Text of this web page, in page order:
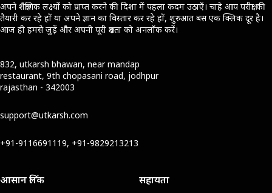
अपने शैक्षणिक लक्ष्यों को प्राप्त करने की दिशा में पहला कदम उठाएँ। चाहे आप परीक्षा की
तैयारी कर रहे हों या अपने ज्ञान का विस्तार कर रहे हों, शुरुआत बस एक क्लिक दूर है।
आज ही हमसे जुड़ें और अपनी पूरी क्षमता को अनलॉक करें।
832, utkarsh bhawan, near mandap
restaurant, 9th chopasani road, jodhpur
rajasthan - 342003
support@utkarsh.com
+91-9116691119, +91-9829213213
आसान लिंक सहायता